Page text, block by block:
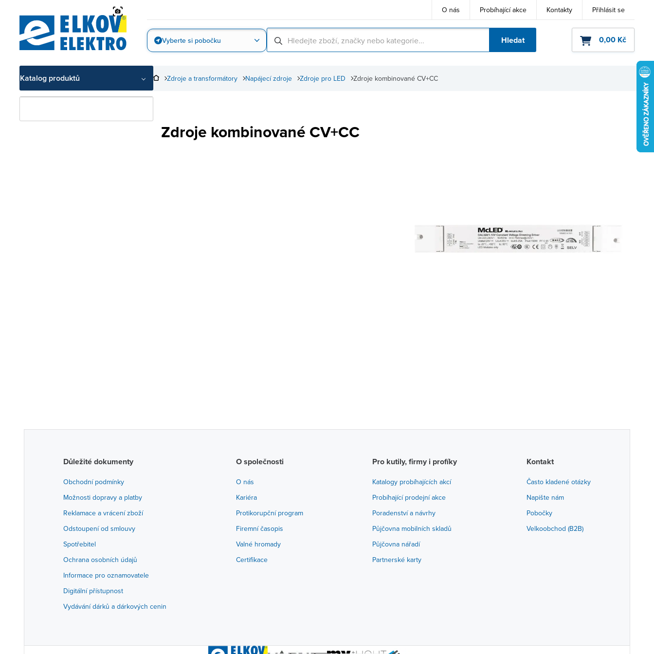
O nás Probíhající akce Kontakty Přihlásit se
Vyberte si pobočku Hledat 0,00 Kč
Katalog produktů Zdroje kombinované CV+CC
Zdroje pro LED
Napájecí zdroje
Zdroje a transformátory
Zdroje kombinované CV+CC
Důležité dokumenty
Obchodní podmínky
Možnosti dopravy a platby
Reklamace a vrácení zboží
Odstoupení od smlouvy
Spotřebitel
Ochrana osobních údajů
Informace pro oznamovatele
Digitální přístupnost
Vydávání dárků a dárkových cenin
O společnosti
O nás
Kariéra
Protikorupční program
Firemní časopis
Valné hromady
Certifikace
Pro kutily, firmy i profíky
Katalogy probíhajících akcí
Probíhající prodejní akce
Poradenství a návrhy
Půjčovna mobilních skladů
Půjčovna nářadí
Partnerské karty
Kontakt
Často kladené otázky
Napište nám
Pobočky
Velkoobchod (B2B)